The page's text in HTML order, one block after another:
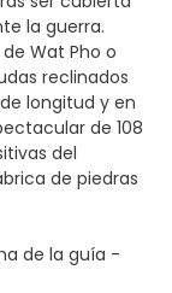
la guerra.
Wat Pho o
reclinados
longitud y en
de 108
del
de piedras
de la guía -